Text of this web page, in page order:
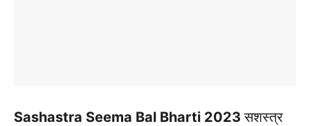
Sashastra Seema Bal Bharti 2023सशस्त्र